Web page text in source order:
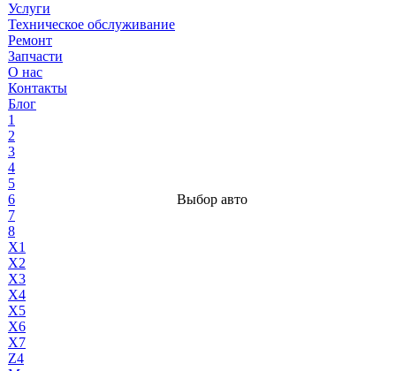
Услуги
Техническое обслуживание
Ремонт
Запчасти
О нас
Контакты
Блог
1
2
3
4
5
6
7
8
X1
X2
X3
X4
X5
X6
X7
Z4
Выбор авто